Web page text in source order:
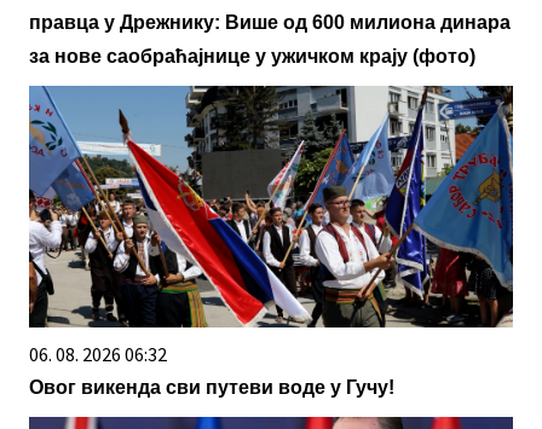
правца у Дрежнику: Више од 600 милиона динара
за нове саобраћајнице у ужичком крају (фото)
06. 08. 2026 06:32
Овог викенда сви путеви воде у Гучу!